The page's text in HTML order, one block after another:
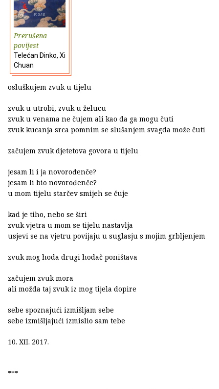
Prerušena
povijest
Telećan Dinko, Xi
Chuan
osluškujem zvuk u tijelu
zvuk u utrobi, zvuk u želucu
zvuk u venama ne čujem ali kao da ga mogu čuti
zvuk kucanja srca pomnim se slušanjem svagda može čuti
začujem zvuk djetetova govora u tijelu
jesam li i ja novorođenče?
jesam li bio novorođenče?
u mom tijelu starčev smijeh se čuje
kad je tiho, nebo se širi
zvuk vjetra u mom se tijelu nastavlja
usjevi se na vjetru povijaju u suglasju s mojim grbljenjem
zvuk mog hoda drugi hodač poništava
začujem zvuk mora
ali možda taj zvuk iz mog tijela dopire
sebe spoznajući izmišljam sebe
sebe izmišljajući izmislio sam tebe
10. XII. 2017.
***